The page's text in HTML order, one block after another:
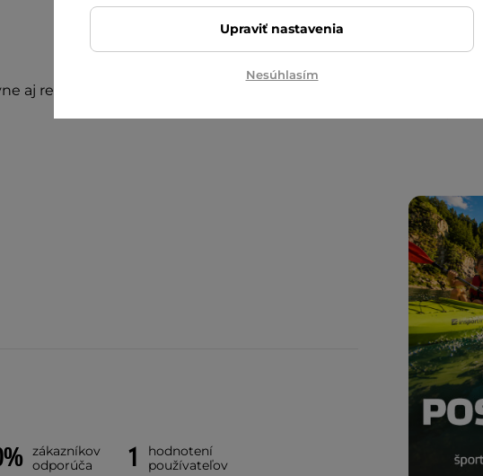
aj rekreačné plávanie
zákazníkov
odporúča
1
hodnotení
používateľov
Upraviť nastavenia
Nesúhlasím